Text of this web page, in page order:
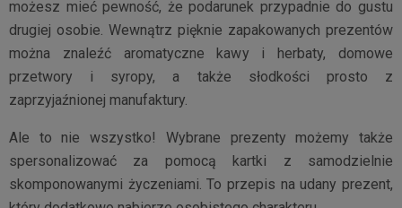
możesz mieć pewność, że podarunek przypadnie do gustu
drugiej osobie. Wewnątrz pięknie zapakowanych prezentów
można znaleźć aromatyczne kawy i herbaty, domowe
przetwory i syropy, a także słodkości prosto z
zaprzyjaźnionej manufaktury.
Ale to nie wszystko! Wybrane prezenty możemy także
spersonalizować za pomocą kartki z samodzielnie
skomponowanymi życzeniami. To przepis na udany prezent,